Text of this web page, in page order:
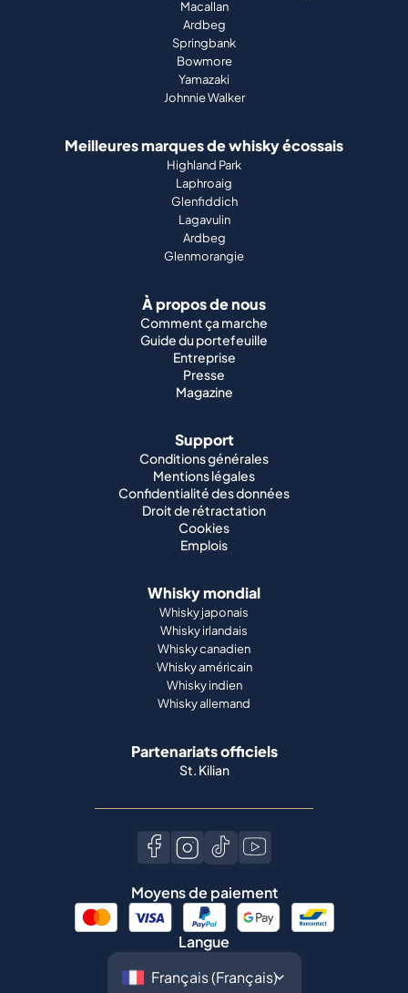
Macallan
Ardbeg
Springbank
Bowmore
Yamazaki
Johnnie Walker
Meilleures marques de whisky écossais
Highland Park
Laphroaig
Glenfiddich
Lagavulin
Ardbeg
Glenmorangie
À propos de nous
Comment ça marche
Guide du portefeuille
Entreprise
Presse
Magazine
Support
Conditions générales
Mentions légales
Confidentialité des données
Droit de rétractation
Cookies
Emplois
Whisky mondial
Whisky japonais
Whisky irlandais
Whisky canadien
Whisky américain
Whisky indien
Whisky allemand
Partenariats officiels
St. Kilian
Moyens de paiement
Langue